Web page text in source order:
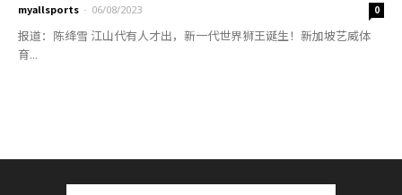
myallsports - 06/08/2023 0
报道：陈绛雪 江山代有人才出，新一代世界狮王诞生！新加坡艺威体
育...